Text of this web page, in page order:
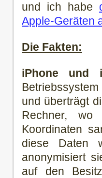
und ich habe
Apple-Geräten
Die Fakten:
iPhone und
und überträgt
Rechner,
Koordinaten
diese Daten
anonymisiert
auf den